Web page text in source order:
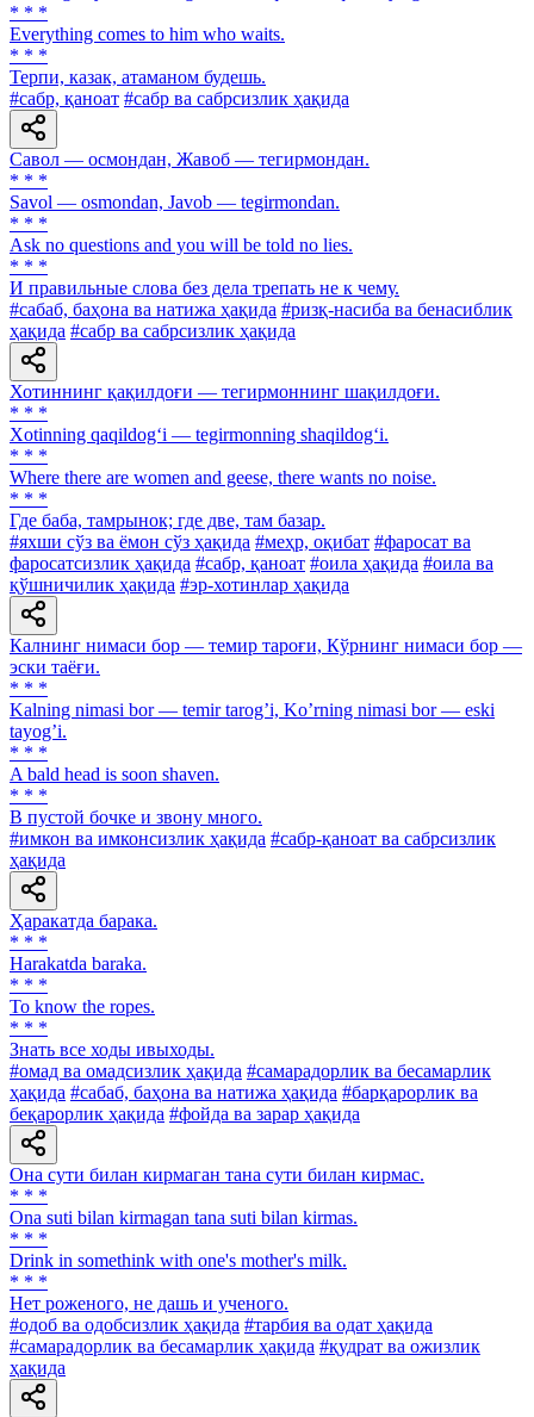
* * *
Everything comes to him who waits.
* * *
Терпи, казак, атаманом будешь.
#сабр, қаноат #сабр ва сабрсизлик ҳақида
Савол — осмондан, Жавоб — тегирмондан.
* * *
Savol — osmondan, Javob — tegirmondan.
* * *
Ask no questions and you will be told no lies.
* * *
И правильные слова без дела трепать не к чему.
#сабаб, баҳона ва натижа ҳақида #ризқ-насиба ва бенасиблик
ҳақида #сабр ва сабрсизлик ҳақида
Хотиннинг қақилдоғи — тегирмоннинг шақилдоғи.
* * *
Xotinning qaqildog‘i — tegirmonning shaqildog‘i.
* * *
Where there are women and geese, there wants no noise.
* * *
Где баба, тамрынок; где две, там базар.
#яхши сўз ва ёмон сўз ҳақида #меҳр, оқибат #фаросат ва
фаросатсизлик ҳақида #сабр, қаноат #оила ҳақида #оила ва
қўшничилик ҳақида #эр-хотинлар ҳақида
Калнинг нимаси бор — темир тароғи, Кўрнинг нимаси бор —
эски таёғи.
* * *
Kalning nimasi bor — temir tarogʼi, Koʼrning nimasi bor — eski
tayogʼi.
* * *
A bald head is soon shaven.
* * *
В пустой бочке и звону много.
#имкон ва имконсизлик ҳақида #сабр-қаноат ва сабрсизлик
ҳақида
Ҳаракатда барака.
* * *
Harakatda baraka.
* * *
To know the ropes.
* * *
Знать все ходы ивыходы.
#омад ва омадсизлик ҳақида #самарадорлик ва бесамарлик
ҳақида #сабаб, баҳона ва натижа ҳақида #барқарорлик ва
беқарорлик ҳақида #фойда ва зарар ҳақида
Она сути билан кирмаган тана сути билан кирмас.
* * *
Ona suti bilan kirmagan tana suti bilan kirmas.
* * *
Drink in somethink with one's mother's milk.
* * *
Нет роженого, не дашь и ученого.
#одоб ва одобсизлик ҳақида #тарбия ва одат ҳақида
#самарадорлик ва бесамарлик ҳақида #қудрат ва ожизлик
ҳақида